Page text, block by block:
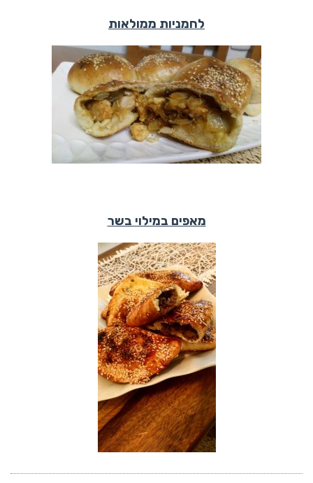
לחמניות ממולאות
מאפים במילוי בשר